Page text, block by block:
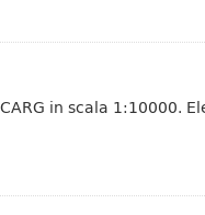
in scala 1:10000.